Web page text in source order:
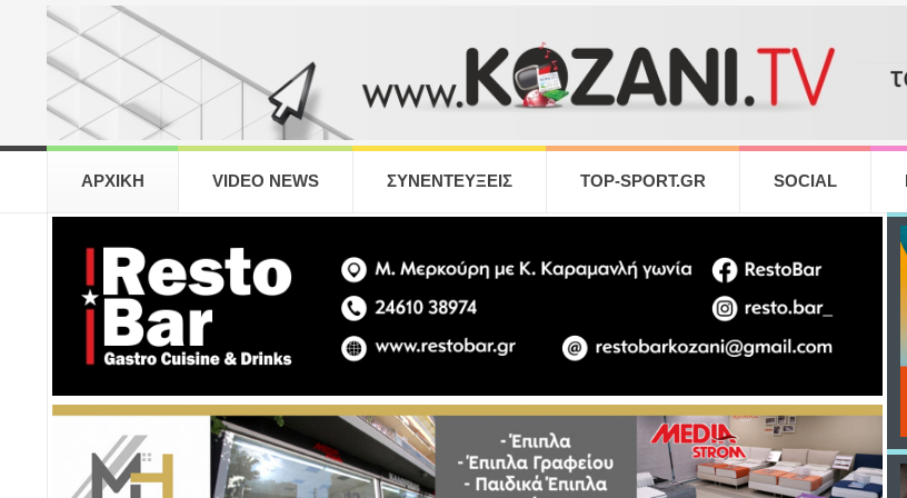
ΑΡΧΙΚΗ VIDEO NEWS ΣΥΝΕΝΤΕΥΞΕΙΣ TOP-SPORT.GR SOCIAL